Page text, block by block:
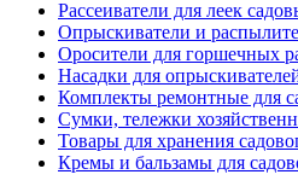
Рассеиватели для леек
Опрыскиватели и
Оросители для горшечных
Насадки для
Комплекты ремонтные для
Сумки, тележки
Товары для хранения
Кремы и бальзамы для